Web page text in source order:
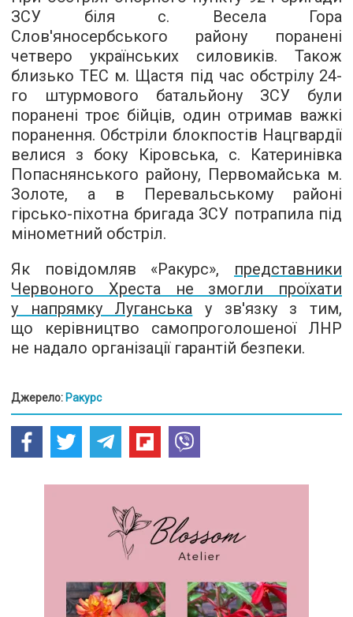
ЗСУ біля с. Весела Гора
Слов'яносербського району поранені
четверо українських силовиків. Також
близько ТЕС м. Щастя під час обстрілу 24-
го штурмового батальйону ЗСУ були
поранені троє бійців, один отримав важкі
поранення. Обстріли блокпостів Нацгвардії
велися з боку Кіровська, с. Катеринівка
Попаснянського району, Первомайська м.
Золоте, а в Перевальському районі
гірсько-піхотна бригада ЗСУ потрапила під
мінометний обстріл.
Як повідомляв «Ракурс», представники
Червоного Хреста не змогли проїхати
у напрямку Луганська у зв'язку з тим,
що керівництво самопроголошеної ЛНР
не надало організації гарантій безпеки.
Джерело: Ракурс